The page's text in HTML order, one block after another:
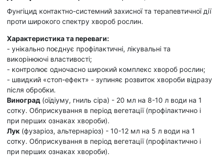
Фунгіцид контактно-системний захисної та терапевтичної дії
проти широкого спектру хвороб рослин.
Характеристика та переваги:
- унікально поєднує профілактичні, лікувальні та
викорінюючі властивості;
- контролює одночасно широкий комплекс хвороб рослин;
- швидкий «стоп-ефект» - зупиняє розвиток хвороби відразу
після обробки.
Виноград (оїдіуму, гниль сіра) - 20 мл на 8-10 л води на 1
сотку. Обприскування в період вегетації (профілактично і
при перших ознаках хвороби).
Лук (фузаріоз, альтернаріоз) - 10-12 мл на 5 л води на 1
сотку. Обприскування в період вегетації (профілактично і
при перших ознаках хвороби).